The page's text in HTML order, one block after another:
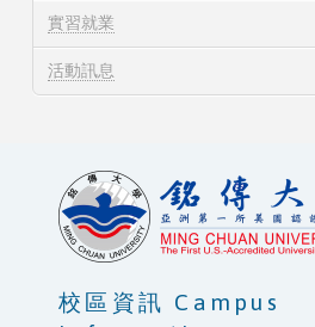
實習就業
活動訊息
校區資訊 Campus